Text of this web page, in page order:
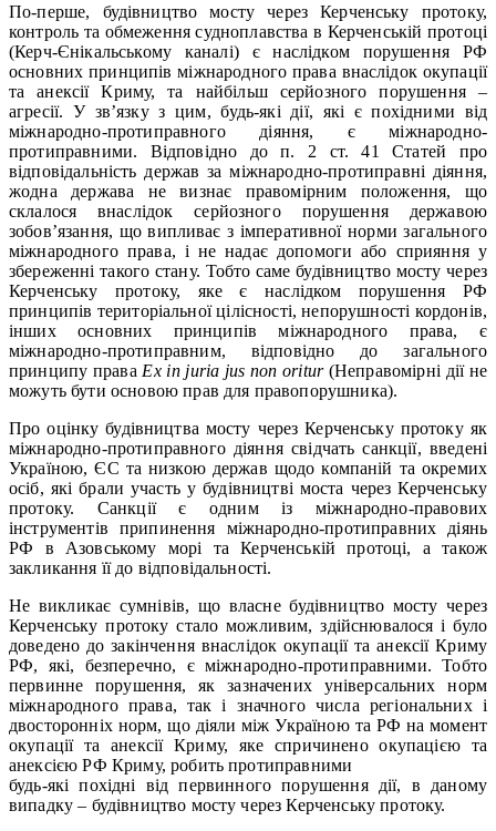
По-перше, будівництво мосту через Керченську протоку,
контроль та обмеження судноплавства в Керченській протоці
(Керч-Єнікальському каналі) є наслідком порушення РФ
основних принципів міжнародного права внаслідок окупації
та анексії Криму, та найбільш серйозного порушення –
агресії. У зв’язку з цим, будь-які дії, які є похідними від
міжнародно-протиправного діяння, є міжнародно-
протиправними. Відповідно до п. 2 ст. 41 Статей про
відповідальність держав за міжнародно-протиправні діяння,
жодна держава не визнає правомірним положення, що
склалося внаслідок серйозного порушення державою
зобов’язання, що випливає з імперативної норми загального
міжнародного права, і не надає допомоги або сприяння у
збереженні такого стану. Тобто саме будівництво мосту через
Керченську протоку, яке є наслідком порушення РФ
принципів територіальної цілісності, непорушності кордонів,
інших основних принципів міжнародного права, є
міжнародно-протиправним, відповідно до загального
принципу права Ex in juria jus non oritur(Неправомірні дії не
можуть бути основою прав для правопорушника).
Про оцінку будівництва мосту через Керченську протоку як
міжнародно-протиправного діяння свідчать санкції, введені
Україною, ЄС та низкою держав щодо компаній та окремих
осіб, які брали участь у будівництві моста через Керченську
протоку. Санкції є одним із міжнародно-правових
інструментів припинення міжнародно-протиправних діянь
РФ в Азовському морі та Керченській протоці, а також
закликання її до відповідальності.
Не викликає сумнівів, що власне будівництво мосту через
Керченську протоку стало можливим, здійснювалося і було
доведено до закінчення внаслідок окупації та анексії Криму
РФ, які, безперечно, є міжнародно-протиправними. Тобто
первинне порушення, як зазначених універсальних норм
міжнародного права, так і значного числа регіональних і
двосторонніх норм, що діяли між Україною та РФ на момент
окупації та анексії Криму, яке спричинено окупацією та
анексією РФ Криму, робить протиправними
будь-які похідні від первинного порушення дії, в даному
випадку – будівництво мосту через Керченську протоку.